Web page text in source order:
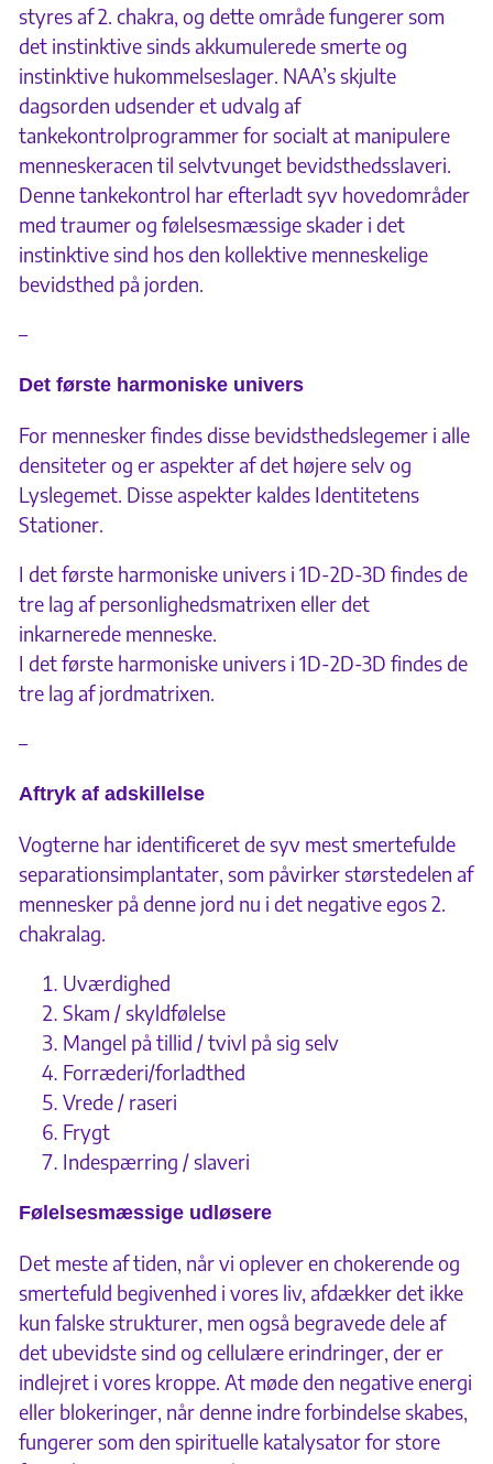
styres af 2. chakra, og dette område fungerer som
det instinktive sinds akkumulerede smerte og
instinktive hukommelseslager. NAA’s skjulte
dagsorden udsender et udvalg af
tankekontrolprogrammer for socialt at manipulere
menneskeracen til selvtvunget bevidsthedsslaveri.
Denne tankekontrol har efterladt syv hovedområder
med traumer og følelsesmæssige skader i det
instinktive sind hos den kollektive menneskelige
bevidsthed på jorden.
–
Det første harmoniske univers
For mennesker findes disse bevidsthedslegemer i alle
densiteter og er aspekter af det højere selv og
Lyslegemet. Disse aspekter kaldes Identitetens
Stationer.
I det første harmoniske univers i 1D-2D-3D findes de
tre lag af personlighedsmatrixen eller det
inkarnerede menneske.
I det første harmoniske univers i 1D-2D-3D findes de
tre lag af jordmatrixen.
–
Aftryk af adskillelse
Vogterne har identificeret de syv mest smertefulde
separationsimplantater, som påvirker størstedelen af
mennesker på denne jord nu i det negative egos 2.
chakralag.
Uværdighed
Skam / skyldfølelse
Mangel på tillid / tvivl på sig selv
Forræderi/forladthed
Vrede / raseri
Frygt
Indespærring / slaveri
Følelsesmæssige udløsere
Det meste af tiden, når vi oplever en chokerende og
smertefuld begivenhed i vores liv, afdækker det ikke
kun falske strukturer, men også begravede dele af
det ubevidste sind og cellulære erindringer, der er
indlejret i vores kroppe. At møde den negative energi
eller blokeringer, når denne indre forbindelse skabes,
fungerer som den spirituelle katalysator for store